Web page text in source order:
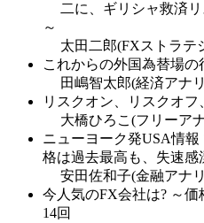
二に、ギリシャ救済
～
太田二郎(FXストラテ
これからの外国為替場の
田嶋智太郎(経済アナ
リスクオン、リスクオ
大橋ひろこ(フリーア
ニューヨーク発USA情
格は過去最高も、失速感
安田佐和子(金融アナ
今人気のFX会社は? ～
14回